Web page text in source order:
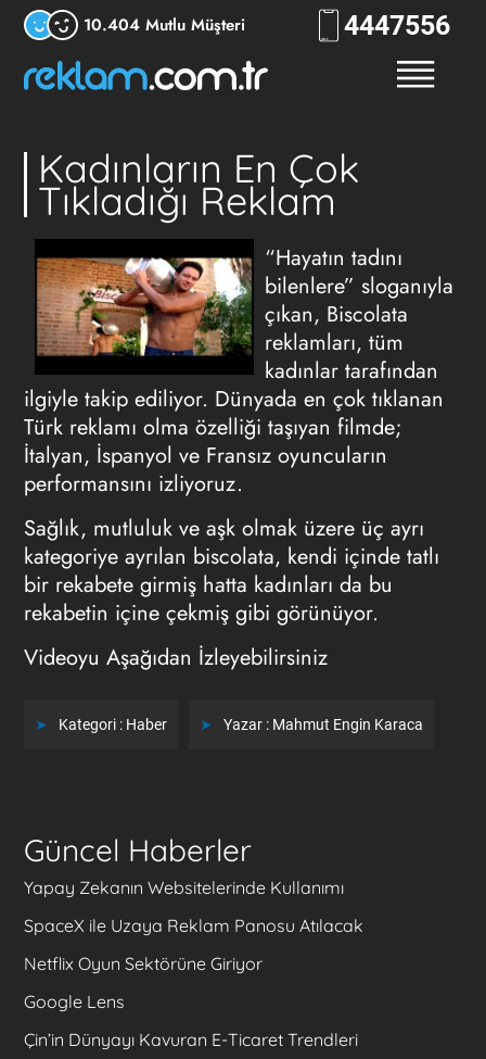
10.404 Mutlu Müşteri 4447556
Kadınların En Çok
Tıkladığı Reklam
“Hayatın tadını
bilenlere” sloganıyla
çıkan, Biscolata
reklamları, tüm
kadınlar tarafından
ilgiyle takip ediliyor. Dünyada en çok tıklanan
Türk reklamı olma özelliği taşıyan filmde;
İtalyan, İspanyol ve Fransız oyuncuların
performansını izliyoruz.
Sağlık, mutluluk ve aşk olmak üzere üç ayrı
kategoriye ayrılan biscolata, kendi içinde tatlı
bir rekabete girmiş hatta kadınları da bu
rekabetin içine çekmiş gibi görünüyor.
Videoyu Aşağıdan İzleyebilirsiniz
Kategori : Haber Yazar : Mahmut Engin Karaca
Güncel Haberler
Yapay Zekanın Websitelerinde Kullanımı
SpaceX ile Uzaya Reklam Panosu Atılacak
Netflix Oyun Sektörüne Giriyor
Google Lens
Çin’in Dünyayı Kavuran E-Ticaret Trendleri